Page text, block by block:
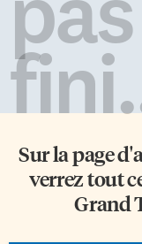
Sur la page
verrez tout
Grand